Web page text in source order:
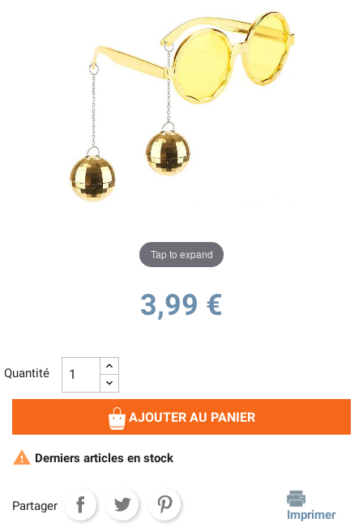
Tap to expand
3,99 €
Quantité
AJOUTER AU PANIER
 Derniers articles en stock
Partager
Imprimer